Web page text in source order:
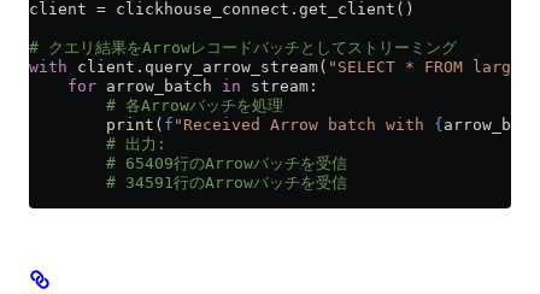
client = clickhouse_connect.get_client()
# クエリ結果をArrowレコードバッチとしてストリーミング
with client.query_arrow_stream( "SELECT * FROM
    for
arrow_batch in stream:
        # 各Arrowバッチを処理
        print
( f "Received Arrow batch with {
        # 出力:
        # 65409行のArrowバッチを受信
        # 34591行のArrowバッチを受信